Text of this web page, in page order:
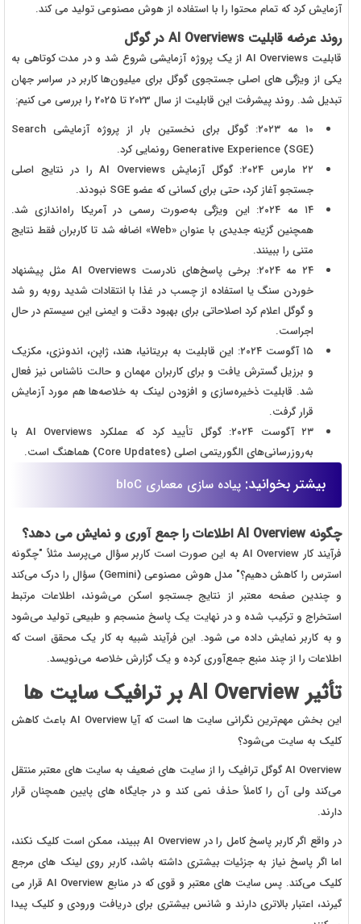
آزمایش کرد که تمام محتوا را با استفاده از هوش مصنوعی تولید می کند.
روند عرضه قابلیت AI Overviews در گوگل
قابلیت AI Overviews از یک پروژه آزمایشی شروع شد و در مدت کوتاهی به
یکی از ویژگی های اصلی جستجوی گوگل برای میلیون‌ها کاربر در سراسر جهان
تبدیل شد. روند پیشرفت این قابلیت از سال 2023 تا 2025 را بررسی می کنیم:
۱۰ مه ۲۰۲۳: گوگل برای نخستین بار از پروژه آزمایشی
Search
Generative Experience (SGE) رونمایی کرد.
۲۲ مارس ۲۰۲۴: گوگل آزمایش
AI Overviews را در نتایج اصلی
جستجو آغاز کرد، حتی برای کسانی که عضو SGE نبودند.
۱۴ مه ۲۰۲۴: این ویژگی به‌صورت رسمی در آمریکا راه‌اندازی شد.
همچنین گزینه جدیدی با عنوان «Web» اضافه شد تا کاربران فقط نتایج
متنی را ببینند.
۲۴ مه ۲۰۲۴: برخی پاسخ‌های نادرست
AI Overviews مثل پیشنهاد
خوردن سنگ یا استفاده از چسب در غذا با انتقادات شدید روبه رو شد
و گوگل اعلام کرد اصلاحاتی برای بهبود دقت و ایمنی این سیستم در حال
اجراست.
۱۵ آگوست ۲۰۲۴: این قابلیت به بریتانیا، هند، ژاپن، اندونزی، مکزیک
و برزیل گسترش یافت و برای کاربران مهمان و حالت ناشناس نیز فعال
شد. قابلیت ذخیره‌سازی و افزودن لینک به خلاصه‌ها هم مورد آزمایش
قرار گرفت.
۲۳ آگوست ۲۰۲۴: گوگل تأیید کرد که عملکرد
AI Overviews با
به‌روزرسانی‌های الگوریتمی اصلی (Core Updates) هماهنگ است.
بیشتر بخوانید: پیاده سازی معماری bloC
چگونه AI Overview اطلاعات را جمع آوری و نمایش می دهد؟
فرآیند کار AI Overview به این صورت است کاربر سؤال می‌پرسد مثلاً "چگونه
استرس را کاهش دهیم؟" مدل هوش مصنوعی (Gemini) سؤال را درک می‌کند
و چندین صفحه معتبر از نتایج جستجو اسکن می‌شوند، اطلاعات مرتبط
استخراج و ترکیب شده و در نهایت یک پاسخ منسجم و طبیعی تولید می‌شود
و به کاربر نمایش داده می شود. این فرآیند شبیه به کار یک محقق است که
اطلاعات را از چند منبع جمع‌آوری کرده و یک گزارش خلاصه می‌نویسد.
تأثیر AI Overview بر ترافیک سایت ها
این بخش مهم‌ترین نگرانی سایت ها است که آیا AI Overview باعث کاهش
کلیک به سایت می‌شود؟
AI Overview گوگل ترافیک را از سایت های ضعیف به سایت های معتبر منتقل
می‌کند ولی آن را کاملاً حذف نمی کند و در جایگاه های پایین همچنان قرار
دارند.
در واقع اگر کاربر پاسخ کامل را در AI Overview ببیند، ممکن است کلیک نکند،
اما اگر پاسخ نیاز به جزئیات بیشتری داشته باشد، کاربر روی لینک های مرجع
کلیک می‌کند. پس سایت های معتبر و قوی که در منابع AI Overview قرار می
گیرند، اعتبار بالاتری دارند و شانس بیشتری برای دریافت ورودی و کلیک پیدا